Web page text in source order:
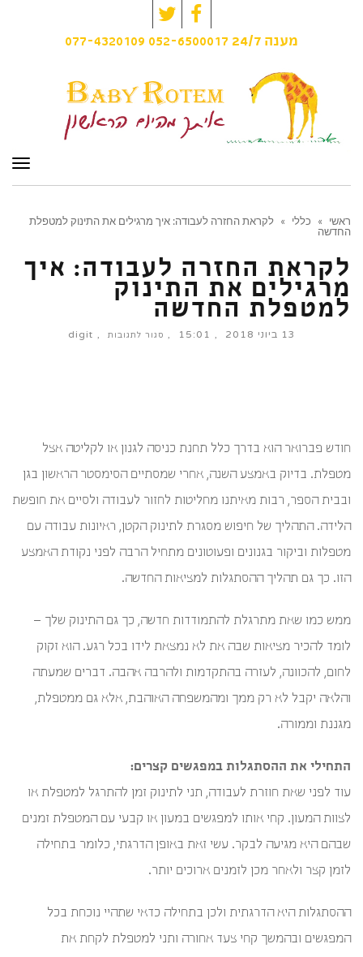
Facebook
Twitter
מענה 077-4320109 052-6500017 24/7
ראשי » כללי » לקראת החזרה לעבודה: איך מרגילים את התינוק למטפלת
החדשה
לקראת החזרה לעבודה: איך
מרגילים את התינוק
למטפלת החדשה
13 ביוני 2018 15:01 סגור לתגובות לקראתdigit
חודש פברואר הוא בדרך כלל תחנת כניסה לגנון או לקליטה אצל
מטפלת. בדיוק באמצע השנה, אחרי שמסתיים הסימסטר הראשון בגן
ובבית הספר, רבות מאיתנו מחליטות לחזור לעבודה ולסיים את חופשת
הלידה. התהליך של חיפוש מסגרת לתינוק הקטן, ראיונות עבודה עם
מטפלות וביקור בגנונים ופעוטונים מתחיל הרבה לפני נקודת האמצע
הזו. כך גם תהליך ההסתגלות למציאות החדשה.
ממש כמו שאת מתרגלת להתמודדות חדשה, כך גם התינוק שלך –
לומד להכיר מציאות שבה את לא נמצאת לידו בכל רגע. הוא זקוק
לחום, להכוונה, לעזרה בהתקדמות ולהרבה אהבה. דברים שמעתה
והלאה יקבל לא רק ממך ומהמשפחה האוהבת, אלא גם ממטפלת,
מגננת וממורה.
התחילי את ההסתגלות במפגשים קצרים:
עוד לפני שאת חוזרת לעבודה, תני לתינוק זמן להתרגל למטפלת או
לצוות המעון. קחי אותו למפגשים במעון או קבעי עם המטפלת זמנים
שבהם היא מגיעה לבקר. עשי זאת באופן הדרגתי, כלומר בתחילה
לזמן קצר ולאחר מכן לזמנים ארוכים יותר.
ההסתגלות היא הדרגתית ולכן בתחילה כדאי שתהיי נוכחת בכל
המפגשים ובהמשך קחי צעד אחורה ותני למטפלת לקחת את